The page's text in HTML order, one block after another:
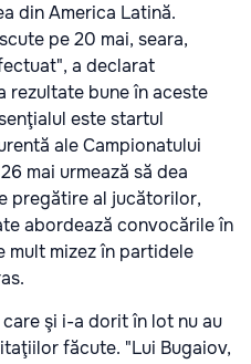
din America Latină.
pe 20 mai, seara,
a declarat
rezultate bune în aceste
este startul
ale Campionatului
mai urmează să dea
pregătire al jucătorilor,
abordează convocările în
mult mizez în partidele
şi i-a dorit în lot nu au
făcute. "Lui Bugaiov,